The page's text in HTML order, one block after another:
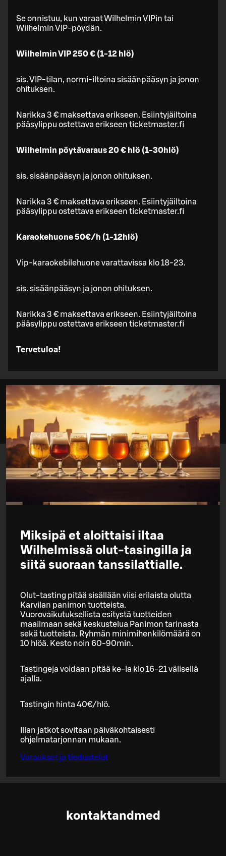
Se onnistuu, kun varaat Wilhelmin VIPin tai
Wilhelmin VIP-pöydän.
Wilhelmin VIP 250 € (1-12 hlö)
sis. VIP-tilan, normi-iltoina sisäänpääsyn ja jonon
ohituksen.
Narikka 3 € maksettava erikseen. Esiintyjäiltoina
pääsylippu ostettava erikseen ticketmaster.fi
Wilhelmin pöytävaraus 20 € hlö (1-30hlö)
sis. sisäänpääsyn ja jonon ohituksen.
Narikka 3 € maksettava erikseen. Esiintyjäiltoina
pääsylippu ostettava erikseen ticketmaster.fi
Karaokehuone 50€/h (1-12hlö)
Vip-karaokebilehuone varattavissa klo 18-23.
sis. sisäänpääsyn ja jonon ohituksen.
Narikka 3 € maksettava erikseen. Esiintyjäiltoina
pääsylippu ostettava erikseen ticketmaster.fi
Tervetuloa!
Miksipä et aloittaisi iltaa
Wilhelmissä olut-tasingilla ja
siitä suoraan tanssilattialle.
Olut-tasting pitää sisällään viisi erilaista olutta
Karvilan panimon tuotteista.
Vuorovaikutuksellista esitystä tuotteiden
maailmaan sekä keskustelua Panimon tarinasta
sekä tuotteista. Ryhmän minimihenkilömäärä on
10 hlöä. Kesto noin 60-90min.
Tastingeja voidaan pitää ke-la klo 16-21 välisellä
ajalla.
Tastingin hinta 40€/hlö.
Illan jatkot sovitaan päiväkohtaisesti
ohjelmatarjonnan mukaan.
Varaukset ja tiedustelut
kontaktandmed